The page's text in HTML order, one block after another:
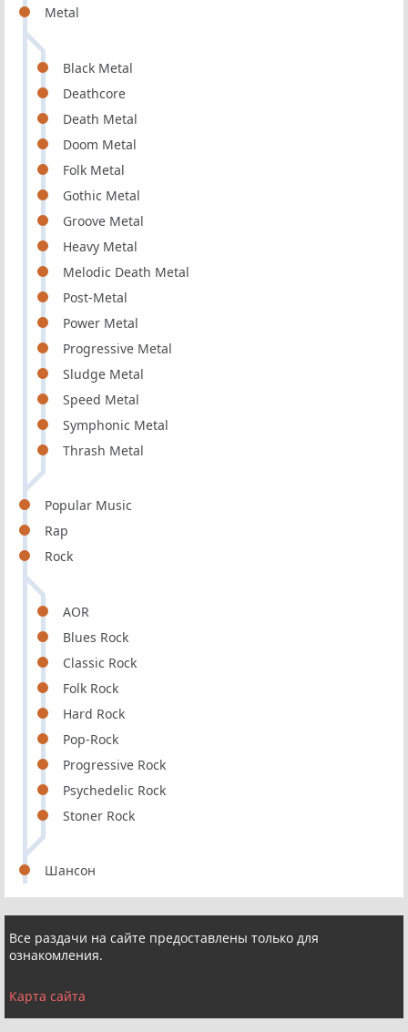
Metal
Black Metal
Deathcore
Death Metal
Doom Metal
Folk Metal
Gothic Metal
Groove Metal
Heavy Metal
Melodic Death Metal
Post-Metal
Power Metal
Progressive Metal
Sludge Metal
Speed Metal
Symphonic Metal
Thrash Metal
Popular Music
Rap
Rock
AOR
Blues Rock
Classic Rock
Folk Rock
Hard Rock
Pop-Rock
Progressive Rock
Psychedelic Rock
Stoner Rock
Шансон
Все раздачи на сайте предоставлены только для
ознакомления.
Карта сайта